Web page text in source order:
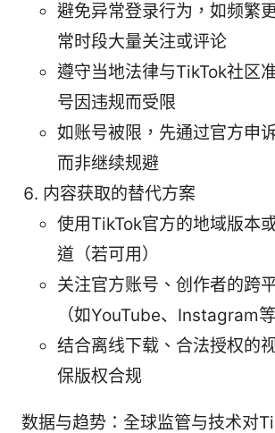
避免异常登录行为，如频繁
常时段大量关注或评论
遵守当地法律与TikTok社区
号因违规而受限
如账号被限，先通过官方申
而非继续规避
内容获取的替代方案
使用TikTok官方的地域版本
道（若可用）
关注官方账号、创作者的跨
（如YouTube、Instagram等
结合离线下载、合法授权的
保版权合规
数据与趋势：全球监管与技术对